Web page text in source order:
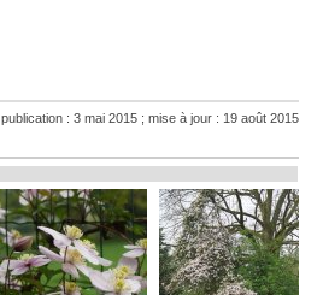
publication : 3 mai 2015 ; mise à jour : 19 août 2015